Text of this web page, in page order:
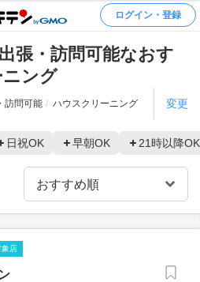
ログイン・登録
張・訪問可能なおす
ング
訪問可能 ハウスクリーニング 変更
日祝OK 早朝OK 21時以降OK
象店